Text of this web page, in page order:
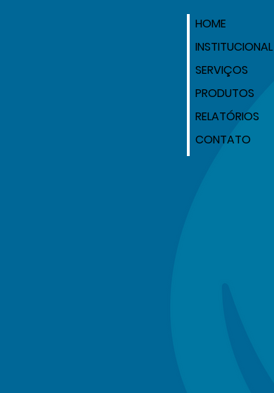
HOME
INSTITUCIONAL
SERVIÇOS
PRODUTOS
RELATÓRIOS
CONTATO